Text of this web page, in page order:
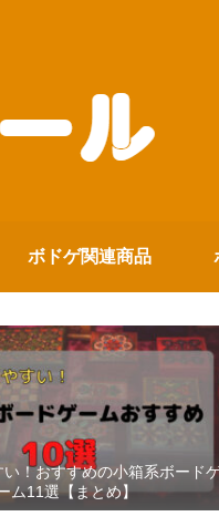
ボドゲ関連商品
い！おすすめの小箱系ボード
ム11選【まとめ】